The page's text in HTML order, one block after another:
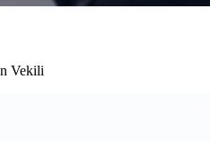
Vekili